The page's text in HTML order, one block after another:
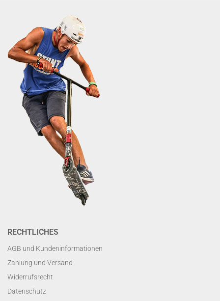
RECHTLICHES
AGB und Kundeninformationen
Zahlung und Versand
Widerrufsrecht
Datenschutz